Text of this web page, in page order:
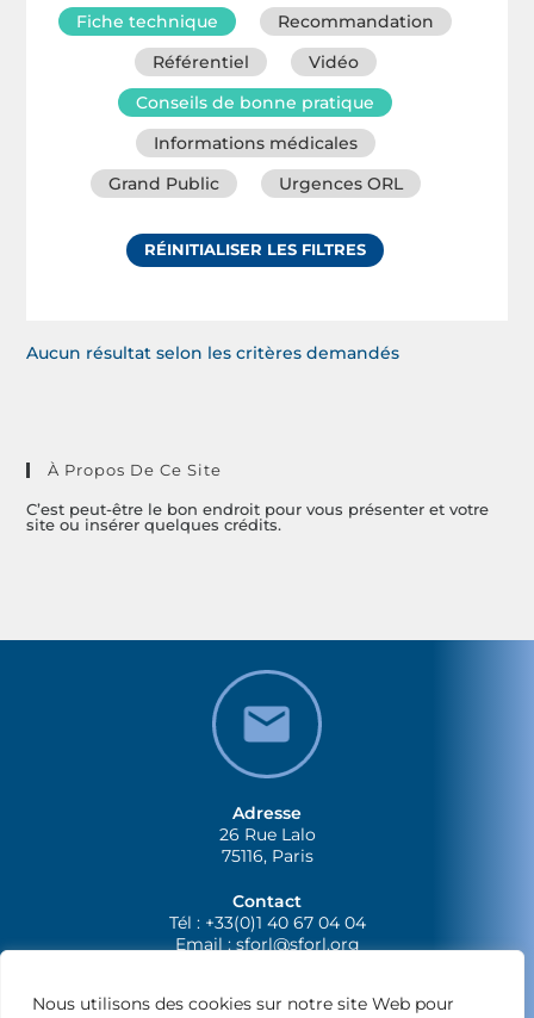
Nous utilisons des cookies sur notre site Web pour
Fiche technique
Recommandation
Référentiel
Vidéo
Conseils de bonne pratique
Informations médicales
Grand Public
Urgences ORL
RÉINITIALISER LES FILTRES
Aucun résultat selon les critères demandés
À Propos De Ce Site
C’est peut-être le bon endroit pour vous présenter et votre
site ou insérer quelques crédits.
Adresse
26 Rue Lalo
75116, Paris
Contact
Tél : +33(0)1 40 67 04 04
Email :sforl@sforl.org